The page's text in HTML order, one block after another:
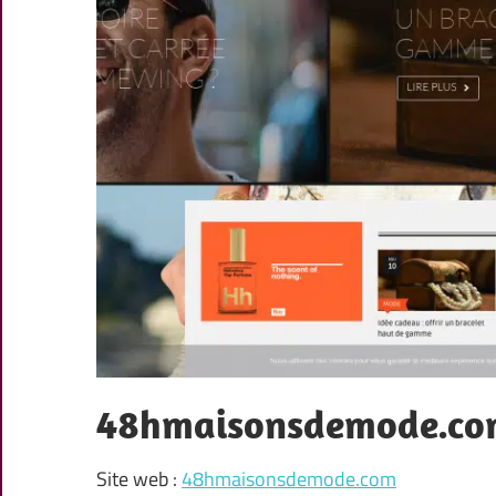
Site web :48hmaisonsdemode.com